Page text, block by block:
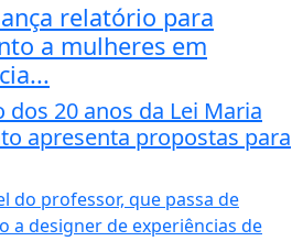
relatório para
a mulheres em
20 anos da Lei Maria
apresenta propostas para